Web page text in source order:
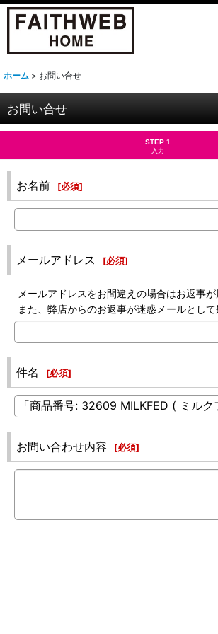
ホーム > お問い合せ
お問い合せ
STEP 1
入力
お名前 [必須]
メールアドレス [必須]
メールアドレスをお間違えの場合はお返事
また、弊店からのお返事が迷惑メールとし
件名 [必須]
お問い合わせ内容 [必須]